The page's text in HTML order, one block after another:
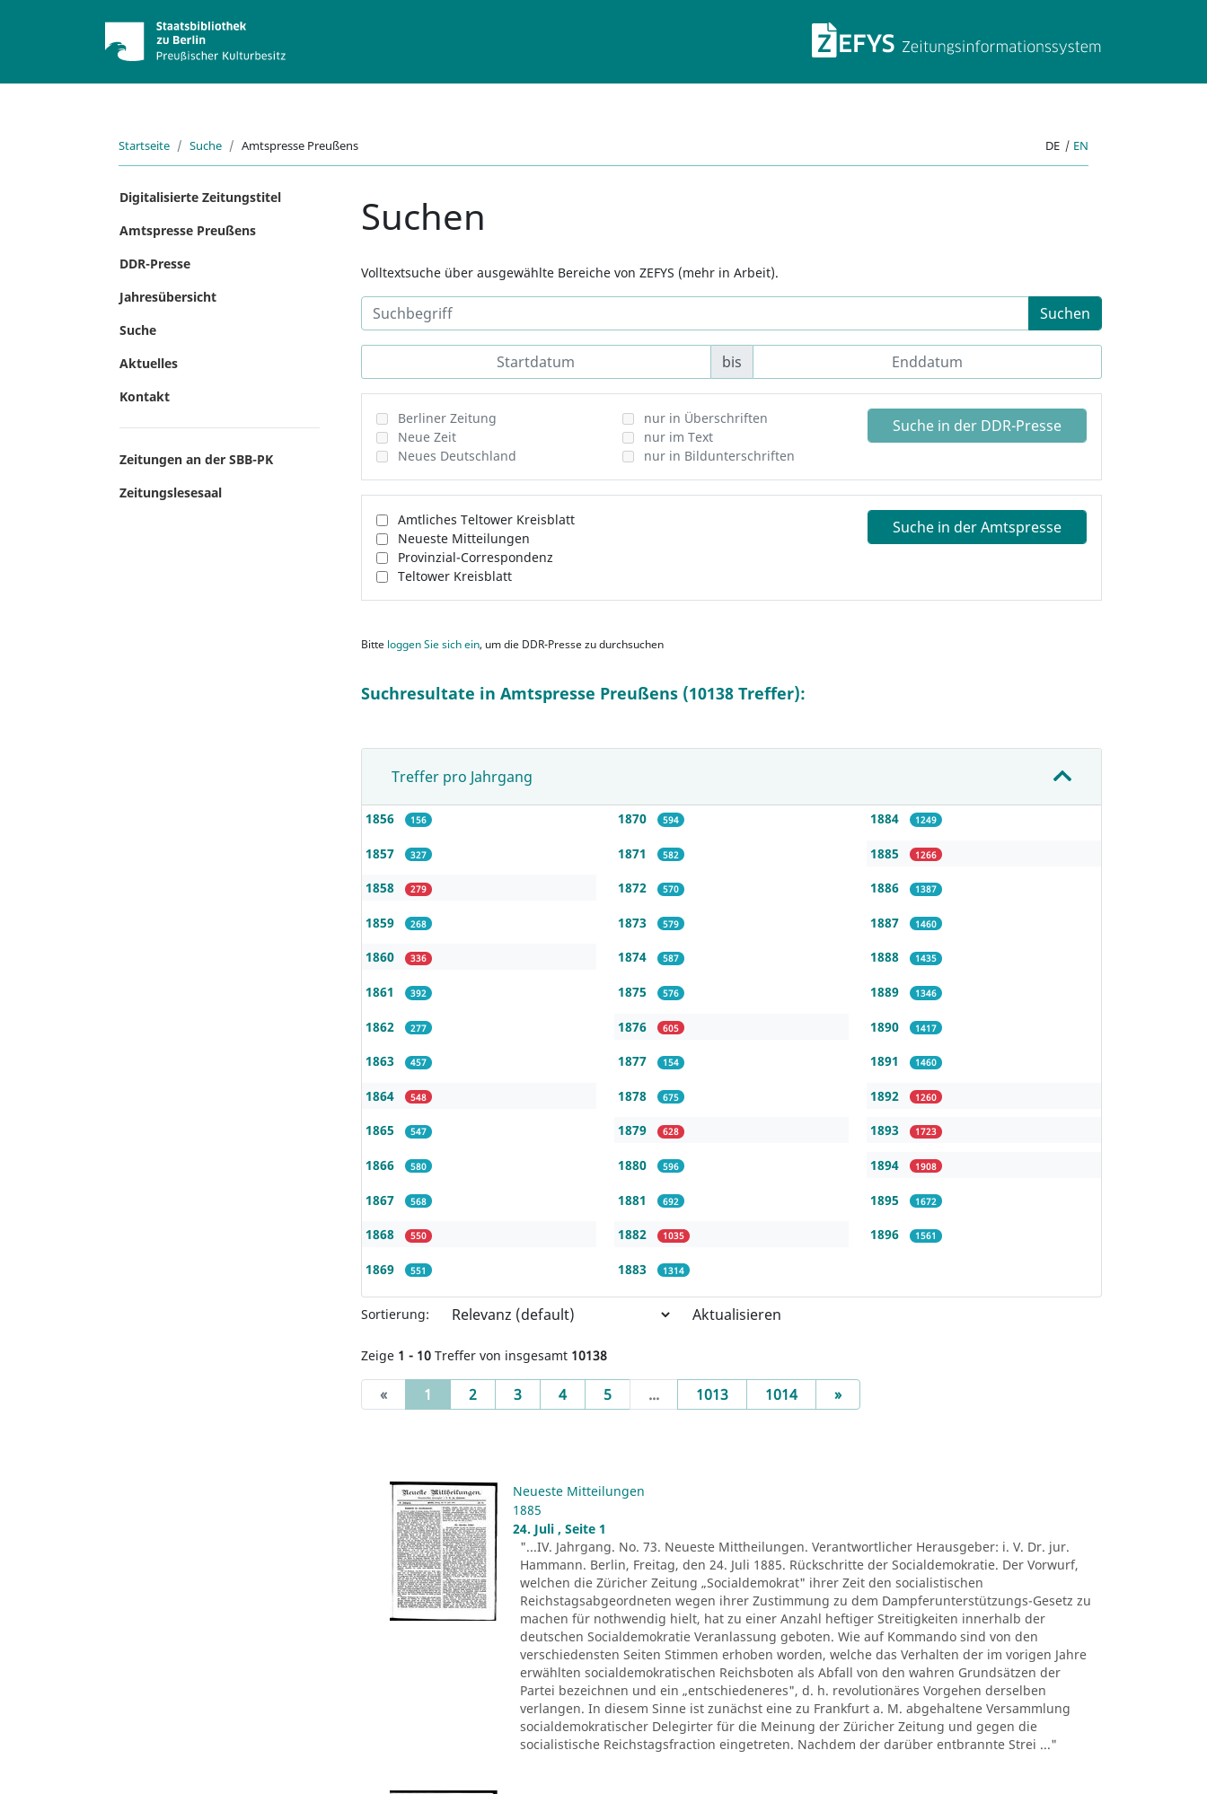
ZEFYS
Startseite Suche Amtspresse Preußens DE | EN
Digitalisierte Zeitungstitel
Amtspresse Preußens
DDR-Presse
Jahresübersicht
Suche
Aktuelles
Kontakt
Zeitungen an der SBB-PK
Zeitungslesesaal
Suchen
Volltextsuche über ausgewählte Bereiche von ZEFYS (mehr in Arbeit).
Suchen
bis
Berliner Zeitung
Neue Zeit
Neues Deutschland
nur in Überschriften
nur im Text
nur in Bildunterschriften
Suche in der DDR-Presse
Amtliches Teltower Kreisblatt
Neueste Mitteilungen
Provinzial-Correspondenz
Teltower Kreisblatt
Suche in der Amtspresse
Bitte loggen Sie sich ein, um die DDR-Presse zu durchsuchen
Suchresultate in Amtspresse Preußens (10138 Treffer):
Treffer pro Jahrgang
1856 156
1857 327
1858 279
1859 268
1860 336
1861 392
1862 277
1863 457
1864 548
1865 547
1866 580
1867 568
1868 550
1869 551
1870 594
1871 582
1872 570
1873 579
1874 587
1875 576
1876 605
1877 154
1878 675
1879 628
1880 596
1881 692
1882 1035
1883 1314
1884 1249
1885 1266
1886 1387
1887 1460
1888 1435
1889 1346
1890 1417
1891 1460
1892 1260
1893 1723
1894 1908
1895 1672
1896 1561
Sortierung: Aktualisieren
Zeige 1 - 10 Treffer von insgesamt 10138
« 1 (current)
2 3 4 5 ... 1013 1014 »Next
Neueste Mitteilungen
1885
24. Juli , Seite 1
"...IV. Jahrgang. No. 73. Neueste Mittheilungen. Verantwortlicher Herausgeber: i. V. Dr. jur.
Hammann. Berlin, Freitag, den 24. Juli 1885. Rückschritte der Socialdemokratie. Der Vorwurf,
welchen die Züricher Zeitung „Socialdemokrat" ihrer Zeit den socialistischen
Reichstagsabgeordneten wegen ihrer Zustimmung zu dem Dampferunterstützungs-Gesetz zu
machen für nothwendig hielt, hat zu einer Anzahl heftiger Streitigkeiten innerhalb der
deutschen Socialdemokratie Veranlassung geboten. Wie auf Kommando sind von den
verschiedensten Seiten Stimmen erhoben worden, welche das Verhalten der im vorigen Jahre
erwählten socialdemokratischen Reichsboten als Abfall von den wahren Grundsätzen der
Partei bezeichnen und ein „entschiedeneres", d. h. revolutionäres Vorgehen derselben
verlangen. In diesem Sinne ist zunächst eine zu Frankfurt a. M. abgehaltene Versammlung
socialdemokratischer Delegirter für die Meinung der Züricher Zeitung und gegen die
socialistische Reichstagsfraction eingetreten. Nachdem der darüber entbrannte Strei ..."